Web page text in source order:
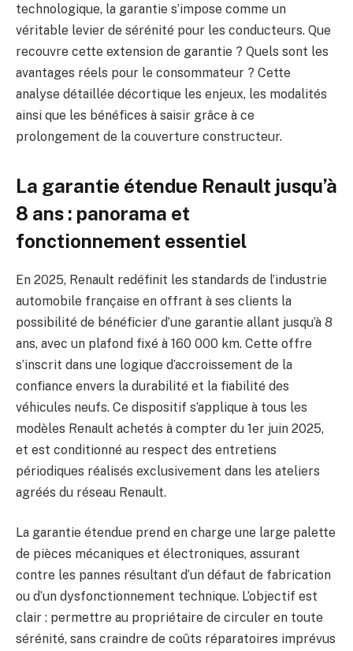
technologique, la garantie s’impose comme un
véritable levier de sérénité pour les conducteurs. Que
recouvre cette extension de garantie ? Quels sont les
avantages réels pour le consommateur ? Cette
analyse détaillée décortique les enjeux, les modalités
ainsi que les bénéfices à saisir grâce à ce
prolongement de la couverture constructeur.
La garantie étendue Renault jusqu’à
8 ans : panorama et
fonctionnement essentiel
En 2025, Renault redéfinit les standards de l’industrie
automobile française en offrant à ses clients la
possibilité de bénéficier d’une garantie allant jusqu’à 8
ans, avec un plafond fixé à 160 000 km. Cette offre
s’inscrit dans une logique d’accroissement de la
confiance envers la durabilité et la fiabilité des
véhicules neufs. Ce dispositif s’applique à tous les
modèles Renault achetés à compter du 1er juin 2025,
et est conditionné au respect des entretiens
périodiques réalisés exclusivement dans les ateliers
agréés du réseau Renault.
La garantie étendue prend en charge une large palette
de pièces mécaniques et électroniques, assurant
contre les pannes résultant d’un défaut de fabrication
ou d’un dysfonctionnement technique. L’objectif est
clair : permettre au propriétaire de circuler en toute
sérénité, sans craindre de coûts réparatoires imprévus